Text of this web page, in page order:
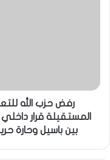
رفض حزب الله
المستقيلة قرار
بين باسيل وحارة